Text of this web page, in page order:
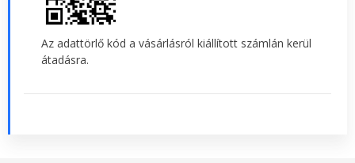
Az adattörlő kód a vásárlásról kiállított számlán kerül
átadásra.